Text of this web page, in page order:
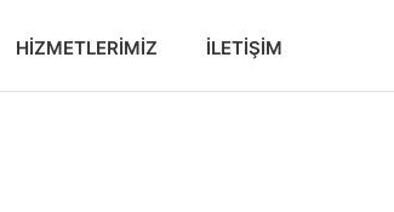
HIZMETLERIMIZ İLETIŞIM